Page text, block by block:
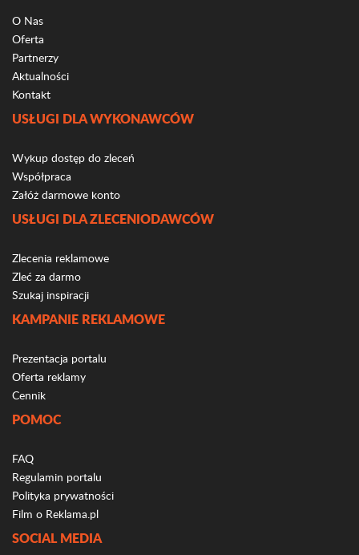
O Nas
Oferta
Partnerzy
Aktualności
Kontakt
USŁUGI DLA WYKONAWCÓW
Wykup dostęp do zleceń
Współpraca
Załóż darmowe konto
USŁUGI DLA ZLECENIODAWCÓW
Zlecenia reklamowe
Zleć za darmo
Szukaj inspiracji
KAMPANIE REKLAMOWE
Prezentacja portalu
Oferta reklamy
Cennik
POMOC
FAQ
Regulamin portalu
Polityka prywatności
Film o Reklama.pl
SOCIAL MEDIA